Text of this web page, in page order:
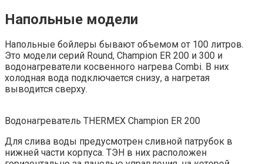
Напольные модели
Напольные бойлеры бывают объемом от 100 литров.
Это модели серий Round, Champion ER 200 и 300 и
водонагреватели косвенного нагрева Combi. В них
холодная вода подключается снизу, а нагретая
выводится сверху.
Водонагреватель THERMEX Champion ER 200
Для слива воды предусмотрен сливной патрубок в
нижней части корпуса. ТЭН в них расположен